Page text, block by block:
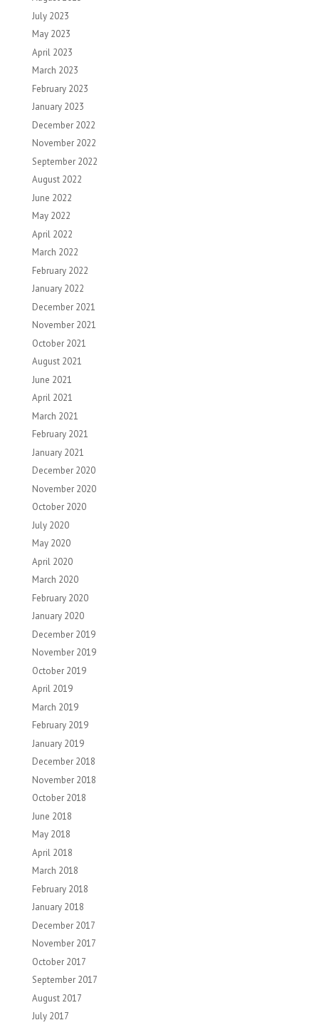
July 2023
May 2023
April 2023
March 2023
February 2023
January 2023
December 2022
November 2022
September 2022
August 2022
June 2022
May 2022
April 2022
March 2022
February 2022
January 2022
December 2021
November 2021
October 2021
August 2021
June 2021
April 2021
March 2021
February 2021
January 2021
December 2020
November 2020
October 2020
July 2020
May 2020
April 2020
March 2020
February 2020
January 2020
December 2019
November 2019
October 2019
April 2019
March 2019
February 2019
January 2019
December 2018
November 2018
October 2018
June 2018
May 2018
April 2018
March 2018
February 2018
January 2018
December 2017
November 2017
October 2017
September 2017
August 2017
July 2017